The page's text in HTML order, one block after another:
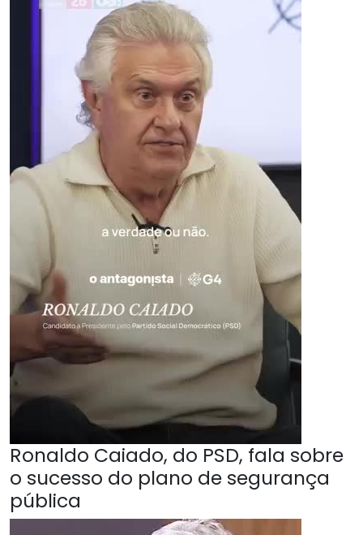
Ronaldo Caiado, do PSD, fala sobre
o sucesso do plano de segurança
pública